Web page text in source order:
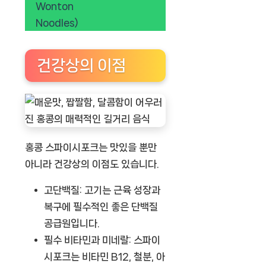
Wonton
Noodles)
건강상의 이점
홍콩 스파이시포크는 맛있을 뿐만
아니라 건강상의 이점도 있습니다.
고단백질: 고기는 근육 성장과
복구에 필수적인 좋은 단백질
공급원입니다.
필수 비타민과 미네랄: 스파이
시포크는 비타민 B12, 철분, 아